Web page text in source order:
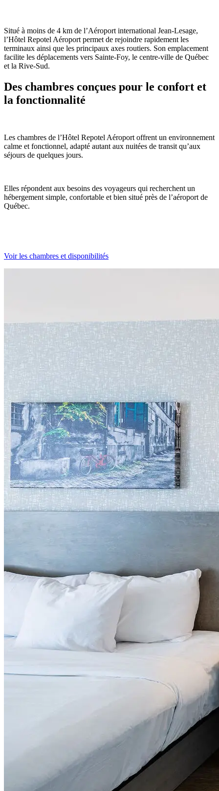
Situé à moins de 4 km de l’Aéroport international Jean-Lesage,
l’Hôtel Repotel Aéroport permet de rejoindre rapidement les
terminaux ainsi que les principaux axes routiers. Son emplacement
facilite les déplacements vers Sainte-Foy, le centre-ville de Québec
et la Rive-Sud.
Des chambres conçues pour le confort et
la fonctionnalité
Les chambres de l’Hôtel Repotel Aéroport offrent un environnement
calme et fonctionnel, adapté autant aux nuitées de transit qu’aux
séjours de quelques jours.
Elles répondent aux besoins des voyageurs qui recherchent un
hébergement simple, confortable et bien situé près de l’aéroport de
Québec.
Voir les chambres et disponibilités